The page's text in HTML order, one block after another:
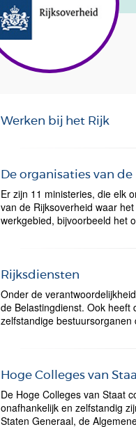
Werken bij het Rijk
De organisaties van
Er zijn 11 ministeries, die elk
van de Rijksoverheid waar
werkgebied, bijvoorbeeld het
Rijksdiensten
Onder de
de Belastingdienst. Ook heeft
zelfstandige
Hoge Colleges van
De Hoge Colleges van Staat
onafhankelijk en zelfstandig
Staten Generaal, de